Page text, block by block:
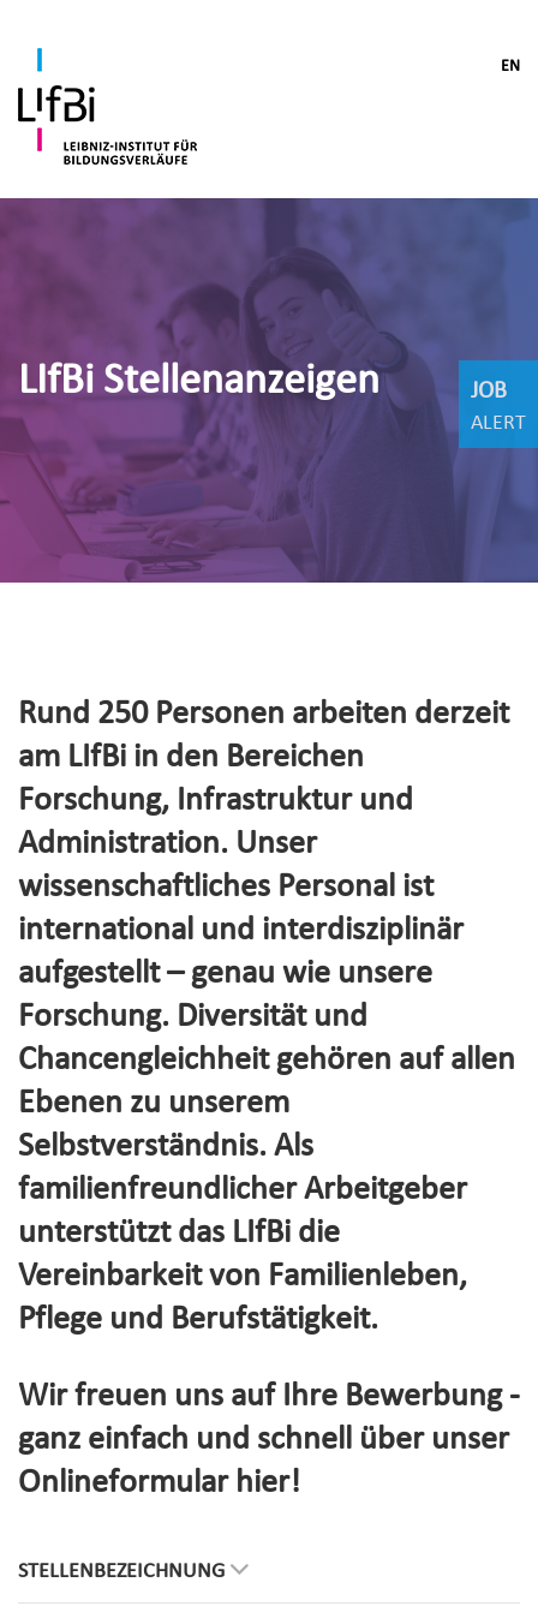
EN
LIfBi Stellenanzeigen
Rund 250 Personen arbeiten derzeit
am LIfBi in den Bereichen
Forschung, Infrastruktur und
Administration. Unser
wissenschaftliches Personal ist
international und interdisziplinär
aufgestellt – genau wie unsere
Forschung. Diversität und
Chancengleichheit gehören auf allen
Ebenen zu unserem
Selbstverständnis. Als
familienfreundlicher Arbeitgeber
unterstützt das LIfBi die
Vereinbarkeit von Familienleben,
Pflege und Berufstätigkeit.
Wir freuen uns auf Ihre Bewerbung -
ganz einfach und schnell über unser
Onlineformular hier!
STELLENBEZEICHNUNG
JOB
ALERT